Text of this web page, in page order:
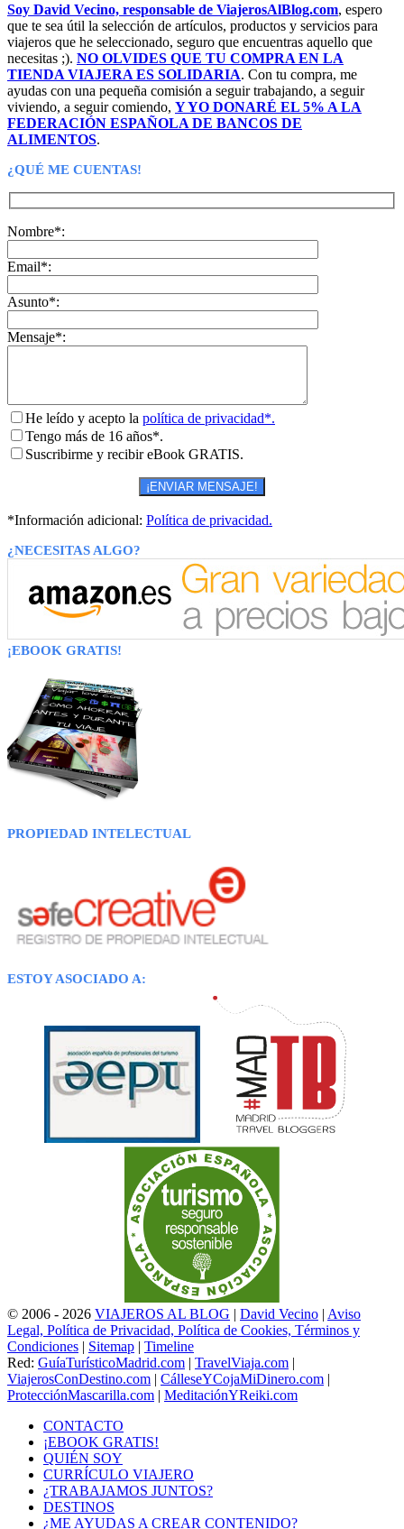
Soy David Vecino, responsable de ViajerosAlBlog.com, espero
que te sea útil la selección de artículos, productos y servicios para
viajeros que he seleccionado, seguro que encuentras aquello que
necesitas ;). NO OLVIDES QUE TU COMPRA EN LA
TIENDA VIAJERA ES SOLIDARIA. Con tu compra, me
ayudas con una pequeña comisión a seguir trabajando, a seguir
viviendo, a seguir comiendo, Y YO DONARÉ EL 5% A LA
FEDERACIÓN ESPAÑOLA DE BANCOS DE
ALIMENTOS.
¿QUÉ ME CUENTAS!
Nombre*:
Email*:
Asunto*:
Mensaje*:
He leído y acepto la política de privacidad*.
Tengo más de 16 años*.
Suscribirme y recibir eBook GRATIS.
*Información adicional: Política de privacidad.
¿NECESITAS ALGO?
¡EBOOK GRATIS!
PROPIEDAD INTELECTUAL
ESTOY ASOCIADO A:
© 2006 - 2026 VIAJEROS AL BLOG | David Vecino | Aviso
Legal, Política de Privacidad, Política de Cookies, Términos y
Condiciones | Sitemap | Timeline
Red: GuíaTurísticoMadrid.com | TravelViaja.com |
ViajerosConDestino.com | CálleseYCojaMiDinero.com |
ProtecciónMascarilla.com | MeditaciónYReiki.com
CONTACTO
¡EBOOK GRATIS!
QUIÉN SOY
CURRÍCULO VIAJERO
¿TRABAJAMOS JUNTOS?
DESTINOS
¿ME AYUDAS A CREAR CONTENIDO?